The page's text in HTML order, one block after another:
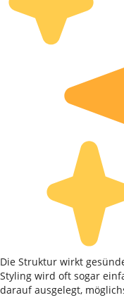
Die Struktur wirkt
Styling wird oft sogar
darauf ausgelegt,